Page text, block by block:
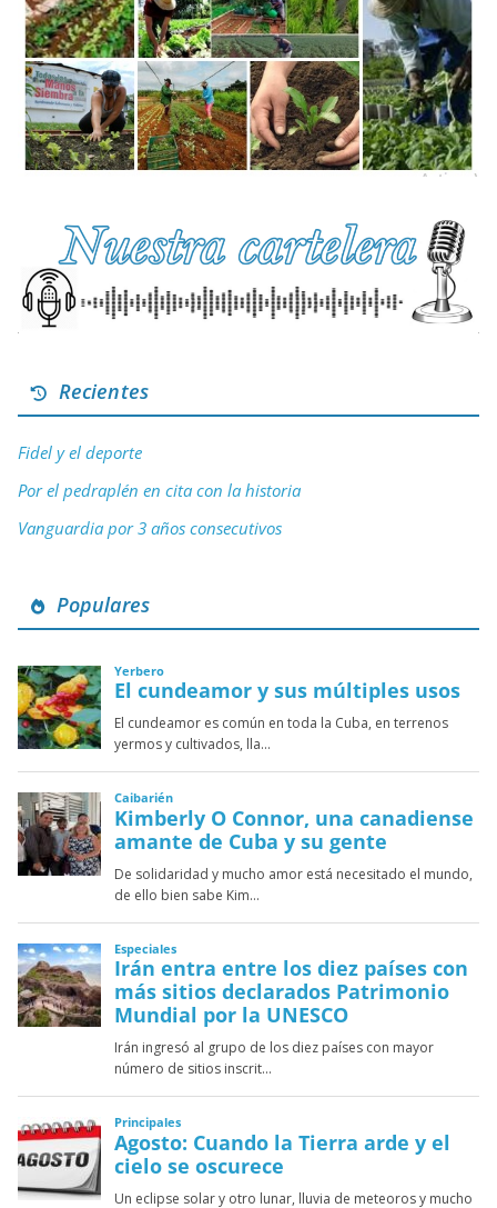
Recientes
Fidel y el deporte
Por el pedraplén en cita con la historia
Vanguardia por 3 años consecutivos
Populares